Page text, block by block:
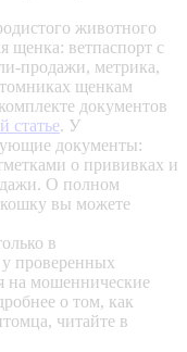
животного
щенка: ветпаспорт с
продажи, метрика,
щенкам
документов
статье. У
документы:
о прививках и
О полном
вы можете
в
проверенных
на мошеннические
о том, как
читайте в